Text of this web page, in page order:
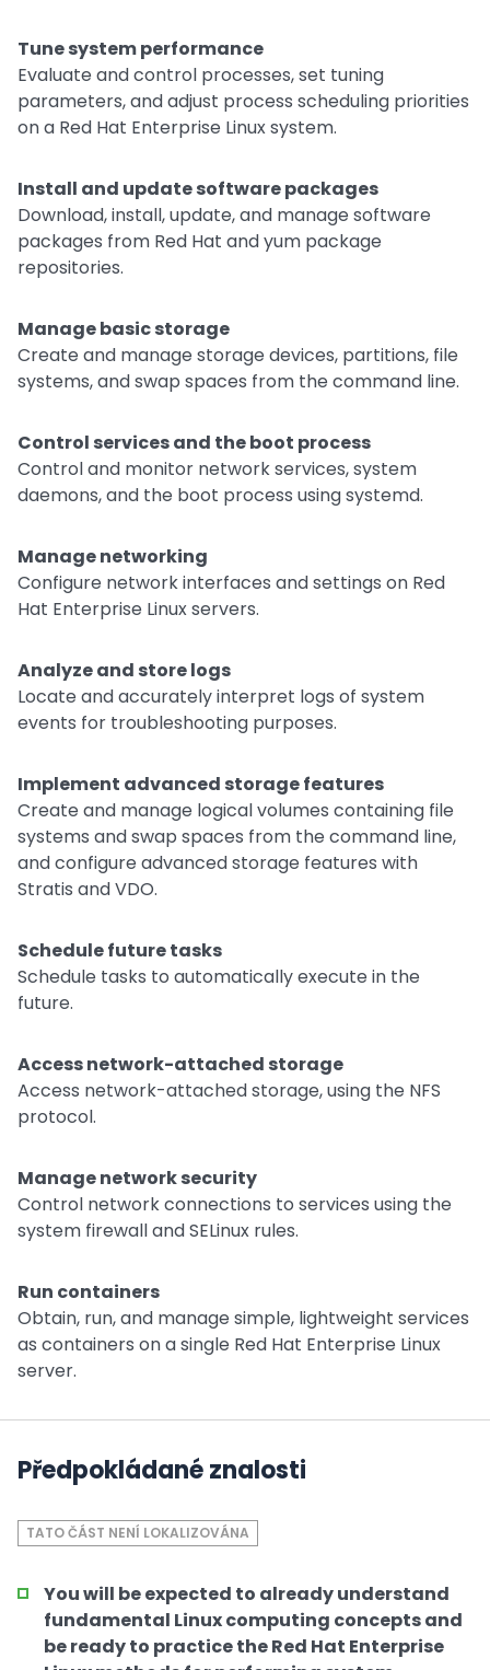
Tune system performance
Evaluate and control processes, set tuning
parameters, and adjust process scheduling priorities
on a Red Hat Enterprise Linux system.
Install and update software packages
Download, install, update, and manage software
packages from Red Hat and yum package
repositories.
Manage basic storage
Create and manage storage devices, partitions, file
systems, and swap spaces from the command line.
Control services and the boot process
Control and monitor network services, system
daemons, and the boot process using systemd.
Manage networking
Configure network interfaces and settings on Red
Hat Enterprise Linux servers.
Analyze and store logs
Locate and accurately interpret logs of system
events for troubleshooting purposes.
Implement advanced storage features
Create and manage logical volumes containing file
systems and swap spaces from the command line,
and configure advanced storage features with
Stratis and VDO.
Schedule future tasks
Schedule tasks to automatically execute in the
future.
Access network-attached storage
Access network-attached storage, using the NFS
protocol.
Manage network security
Control network connections to services using the
system firewall and SELinux rules.
Run containers
Obtain, run, and manage simple, lightweight services
as containers on a single Red Hat Enterprise Linux
server.
Předpokládané znalosti
TATO ČÁST NENÍ LOKALIZOVÁNA
You will be expected to already understand
fundamental Linux computing concepts and
be ready to practice the Red Hat Enterprise